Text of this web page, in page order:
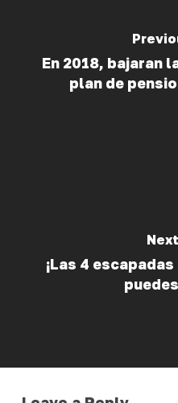
En 2018, bajaran
plan de
¡Las 4